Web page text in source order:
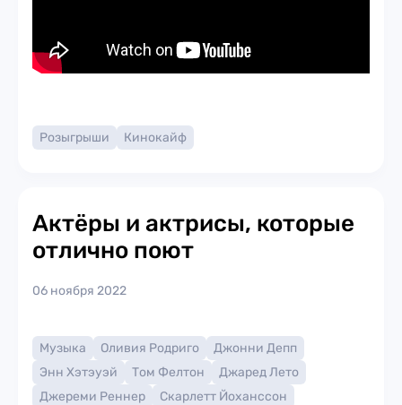
Розыгрыши Кинокайф
Актёры и актрисы, которые
отлично поют
06 ноября 2022
Музыка Оливия Родриго
Джонни Депп
Энн Хэтэуэй
Том Фелтон
Джаред Лето
Джереми Реннер
Скарлетт Йоханссон